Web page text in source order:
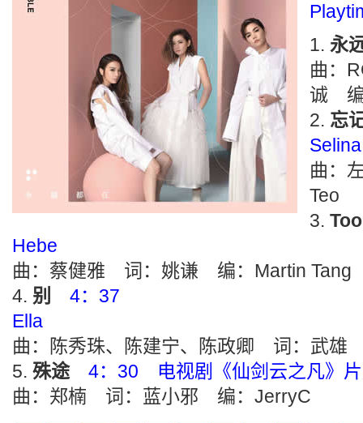
永
曲：
诚
忘
Selina
曲：
Teo
Hebe
曲：蔡健雅 词：姚谦 编：Martin Tang
别
4：37
Ella
曲：陈秀珠、陈建宁、陈政卿 词：武雄
殊途
4：30 电视剧《仙剑云之凡》
曲：郑楠 词：蓝小邪 编：JerryC